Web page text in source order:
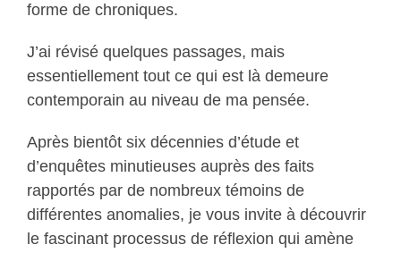
forme de chroniques.
J’ai révisé quelques passages, mais
essentiellement tout ce qui est là demeure
contemporain au niveau de ma pensée.
Après bientôt six décennies d’étude et
d’enquêtes minutieuses auprès des faits
rapportés par de nombreux témoins de
différentes anomalies, je vous invite à découvrir
le fascinant processus de réflexion qui amène